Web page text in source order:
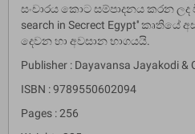
සංචාරය කොට සම්පාදනය කරන
search in Secrect Egypt''
දෙවන හා අවසාන භාගයයි.
Publisher : Dayavansa Jayakodi &
ISBN : 9789550602094
Pages : 256